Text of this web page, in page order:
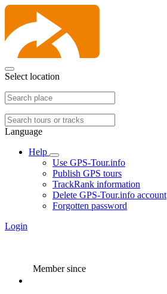
Select location
Language
Help
Use GPS-Tour.info
Publish GPS tours
TrackRank information
Delete GPS-Tour.info account
Forgotten password
Login
Member since